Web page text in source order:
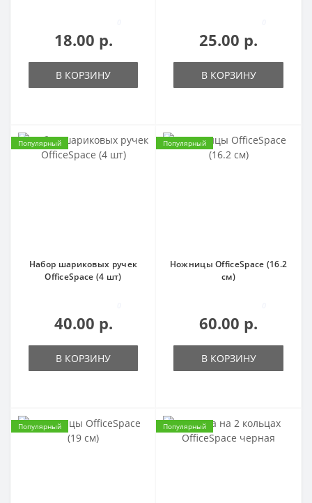
18.00 р.
В КОРЗИНУ
25.00 р.
В КОРЗИНУ
Популярный
Набор шариковых ручек
OfficeSpace (4 шт)
40.00 р.
В КОРЗИНУ
Популярный
Ножницы OfficeSpace (16.2
см)
60.00 р.
В КОРЗИНУ
Популярный Популярный